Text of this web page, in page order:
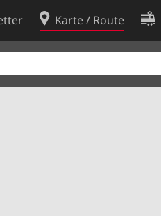
Karte / Route